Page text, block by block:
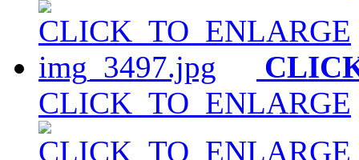
CLICK_TO_ENLARGE